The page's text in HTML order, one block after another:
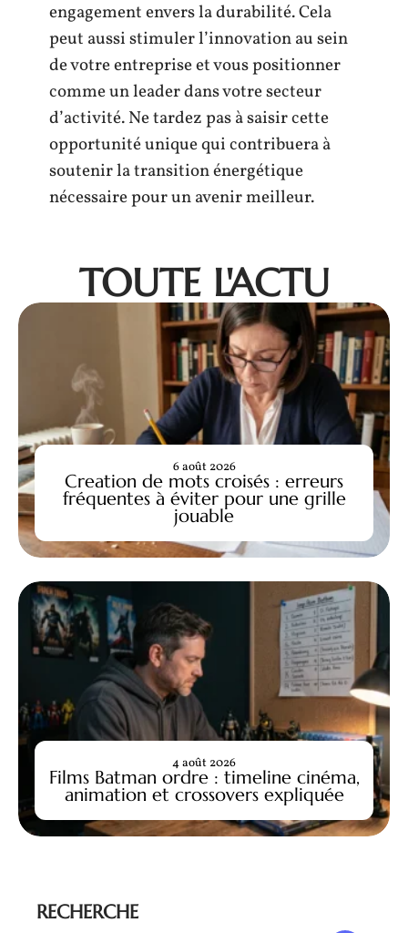
engagement envers la durabilité. Cela
peut aussi stimuler l’innovation au sein
de votre entreprise et vous positionner
comme un leader dans votre secteur
d’activité. Ne tardez pas à saisir cette
opportunité unique qui contribuera à
soutenir la transition énergétique
nécessaire pour un avenir meilleur.
TOUTE L'ACTU
Creation de mots croisés : erreurs
fréquentes à éviter pour une grille
jouable
6 août 2026
Films Batman ordre : timeline cinéma,
animation et crossovers expliquée
4 août 2026
RECHERCHE